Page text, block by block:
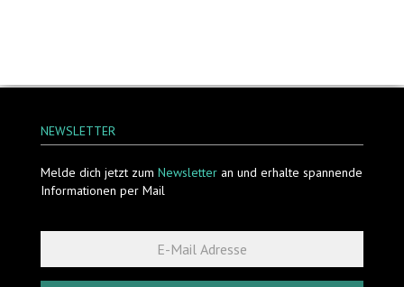
NEWSLETTER
Melde dich jetzt zum Newsletter an und erhalte spannende
Informationen per Mail